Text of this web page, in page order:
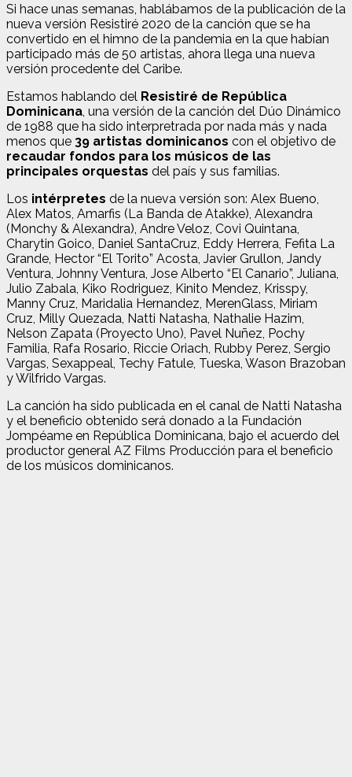
Si hace unas semanas, hablábamos de la publicación de la
nueva versión Resistiré 2020 de la canción que se ha
convertido en el himno de la pandemia en la que habían
participado más de 50 artistas, ahora llega una nueva
versión procedente del Caribe.
Estamos hablando del Resistiré de República
Dominicana, una versión de la canción del Dúo Dinámico
de 1988 que ha sido interpretrada por nada más y nada
menos que 39 artistas dominicanos con el objetivo de
recaudar fondos para los músicos de las
principales orquestas del país y sus familias.
Los intérpretes de la nueva versión son: Alex Bueno,
Alex Matos, Amarfis (La Banda de Atakke), Alexandra
(Monchy & Alexandra), Andre Veloz, Covi Quintana,
Charytin Goico, Daniel SantaCruz, Eddy Herrera, Fefita La
Grande, Hector “El Torito” Acosta, Javier Grullon, Jandy
Ventura, Johnny Ventura, Jose Alberto “El Canario”, Juliana,
Julio Zabala, Kiko Rodriguez, Kinito Mendez, Krisspy,
Manny Cruz, Maridalia Hernandez, MerenGlass, Miriam
Cruz, Milly Quezada, Natti Natasha, Nathalie Hazim,
Nelson Zapata (Proyecto Uno), Pavel Nuñez, Pochy
Familia, Rafa Rosario, Riccie Oriach, Rubby Perez, Sergio
Vargas, Sexappeal, Techy Fatule, Tueska, Wason Brazoban
y Wilfrido Vargas.
La canción ha sido publicada en el canal de Natti Natasha
y el beneficio obtenido será donado a la Fundación
Jompéame en República Dominicana, bajo el acuerdo del
productor general AZ Films Producción para el beneficio
de los músicos dominicanos.